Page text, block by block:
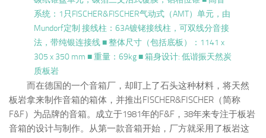
系统：1只FISCHER&FISCHER气动式（AMT）单元，由
Mundorf定制 接线柱：63A镀铑接线柱，可双线分音接
法，带纯银连接线 ■ 整体尺寸（包括底板）：1141 x
305 x 350 mm ■ 重量：69kg ■ 箱身设计: 低谐振天然炭
质板岩
而在德国的一个音箱厂，却盯上了石头这种材料，将天然
板岩拿来制作音箱的箱体，并推出FISCHER&FISCHER（简称
F&F）为品牌的音箱。成立于1981年的F&F，38年来专注于板岩
音箱的设计与制作。从第一款音箱开始，厂方就采用了板岩这